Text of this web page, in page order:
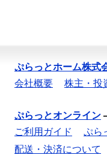
ぷらっとホーム株式
会社概要
株主・投
ぷらっとオンライン
ご利用ガイド
ぷら
配送・決済について